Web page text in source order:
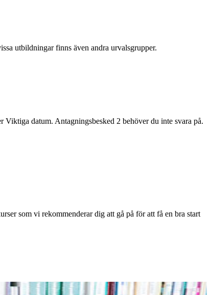
utbildningar finns även andra urvalsgrupper.
Viktiga datum. Antagningsbesked 2 behöver du inte svara på.
som vi rekommenderar dig att gå på för att få en bra start